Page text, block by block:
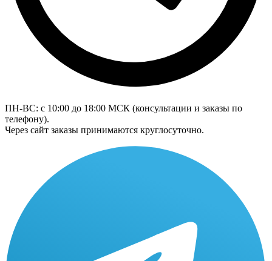
ПН-ВС: с 10:00 до 18:00 МСК (консультации и заказы по
телефону).
Через сайт заказы принимаются круглосуточно.